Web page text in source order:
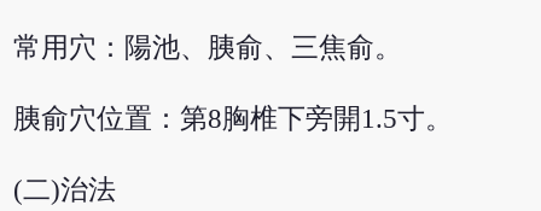
常用穴：陽池、胰俞、三焦俞。
胰俞穴位置：第8胸椎下旁開1.5寸。
(二)治法